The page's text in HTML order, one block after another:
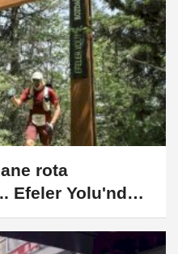
rota
Efeler Yolu'nda